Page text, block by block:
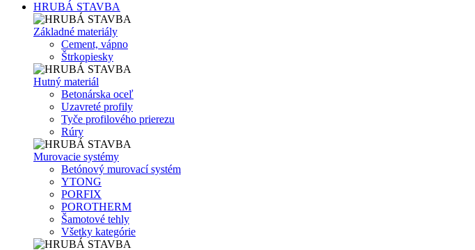
HRUBÁ STAVBA
Základné materiály
Cement, vápno
Štrkopiesky
Hutný materiál
Betonárska oceľ
Uzavreté profily
Tyče profilového prierezu
Rúry
Murovacie systémy
Betónový murovací systém
YTONG
PORFIX
POROTHERM
Šamotové tehly
Všetky kategórie